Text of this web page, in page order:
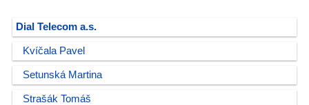
Dial Telecom a.s.
Kvíčala Pavel
Setunská Martina
Strašák Tomáš